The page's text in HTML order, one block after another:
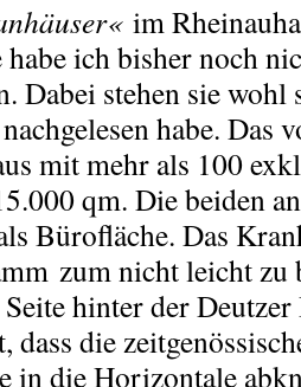
im
ich bisher noch
Dabei stehen sie
habe. Das
mit mehr als 100
qm. Die beiden
Bürofläche. Das
zum nicht leicht zu
hinter der
dass die
in die Horizontale